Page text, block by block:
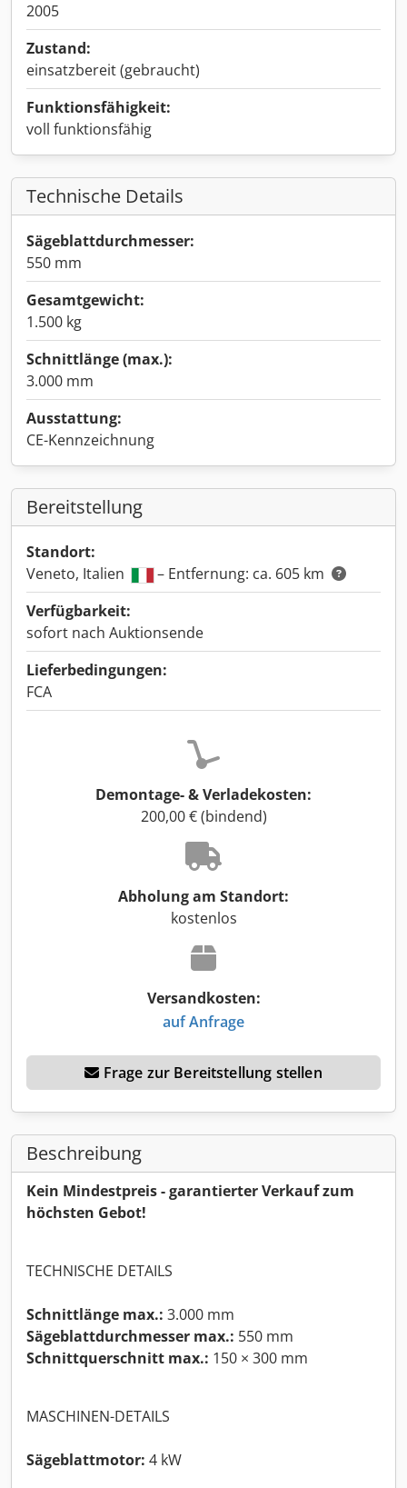
2005
Zustand:
einsatzbereit (gebraucht)
Funktionsfähigkeit:
voll funktionsfähig
Technische Details
Sägeblattdurchmesser:
550 mm
Gesamtgewicht:
1.500 kg
Schnittlänge (max.):
3.000 mm
Ausstattung:
CE-Kennzeichnung
Bereitstellung
Standort:
Veneto, Italien
– Entfernung: ca. 605 km
Verfügbarkeit:
sofort nach Auktionsende
Lieferbedingungen:
FCA
Demontage- & Verladekosten:
200,00 € (bindend)
Abholung am Standort:
kostenlos
Versandkosten:
auf Anfrage
Frage zur Bereitstellung stellen
Beschreibung
Kein Mindestpreis - garantierter Verkauf zum
höchsten Gebot!
TECHNISCHE DETAILS
Schnittlänge max.: 3.000 mm
Sägeblattdurchmesser max.: 550 mm
Schnittquerschnitt max.: 150 × 300 mm
MASCHINEN-DETAILS
Sägeblattmotor: 4 kW